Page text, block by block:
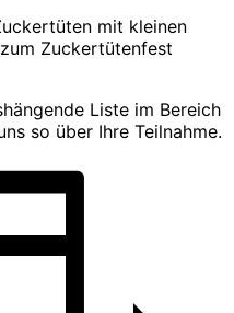
mit kleinen
Zuckertütenfest
Liste im Bereich
so über Ihre Teilnahme.